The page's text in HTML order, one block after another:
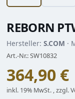
REBORN
Hersteller:S.COM ·
Art.-Nr.: SW10832
364,90 €
inkl. 19% MwSt. , zzgl.